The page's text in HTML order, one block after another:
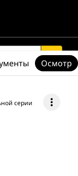
search
серии more_vert
Осмотр